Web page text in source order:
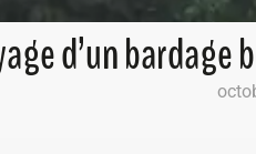
d’un bardage